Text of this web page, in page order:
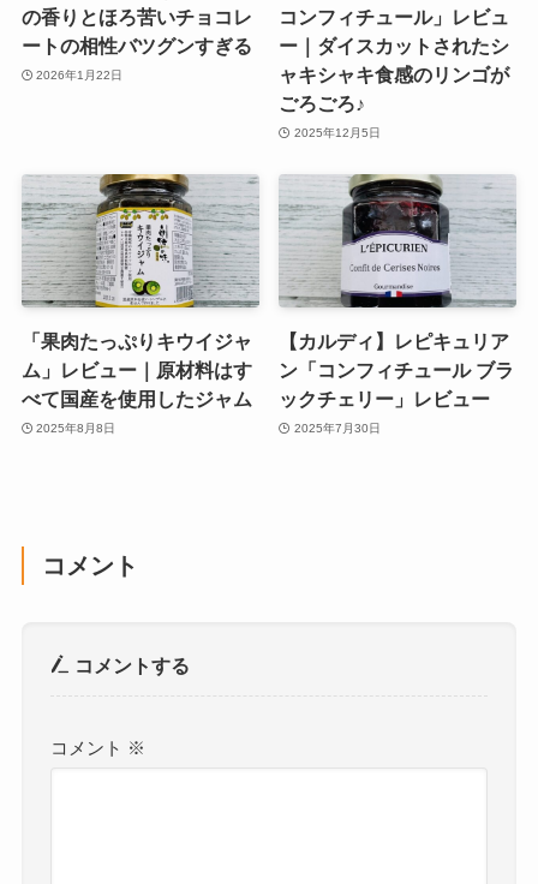
の香りとほろ苦いチョコレ
ートの相性バツグンすぎる
2026年1月22日
コンフィチュール」レビュ
ー｜ダイスカットされたシ
ャキシャキ食感のリンゴが
ごろごろ♪
2025年12月5日
「果肉たっぷりキウイジャ
ム」レビュー｜原材料はす
べて国産を使用したジャム
2025年8月8日
【カルディ】レピキュリア
ン「コンフィチュール ブラ
ックチェリー」レビュー
2025年7月30日
コメント
コメントする
コメント ※